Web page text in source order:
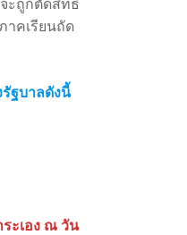
จะถูกตัดสิทธิ
าคเรียนถัด
ฐบาลดังนี้
ะเอง ณ วัน